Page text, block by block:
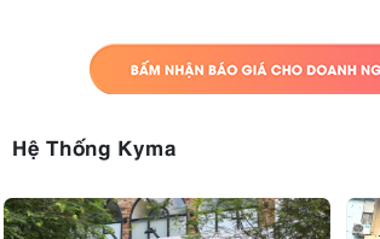
Hệ Thống Kyma